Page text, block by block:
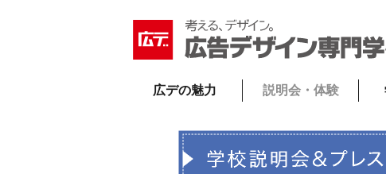
広デの魅力 説明会・体験